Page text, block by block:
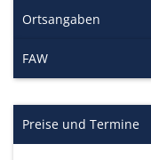
Ortsangaben
FAW
Preise und Termine